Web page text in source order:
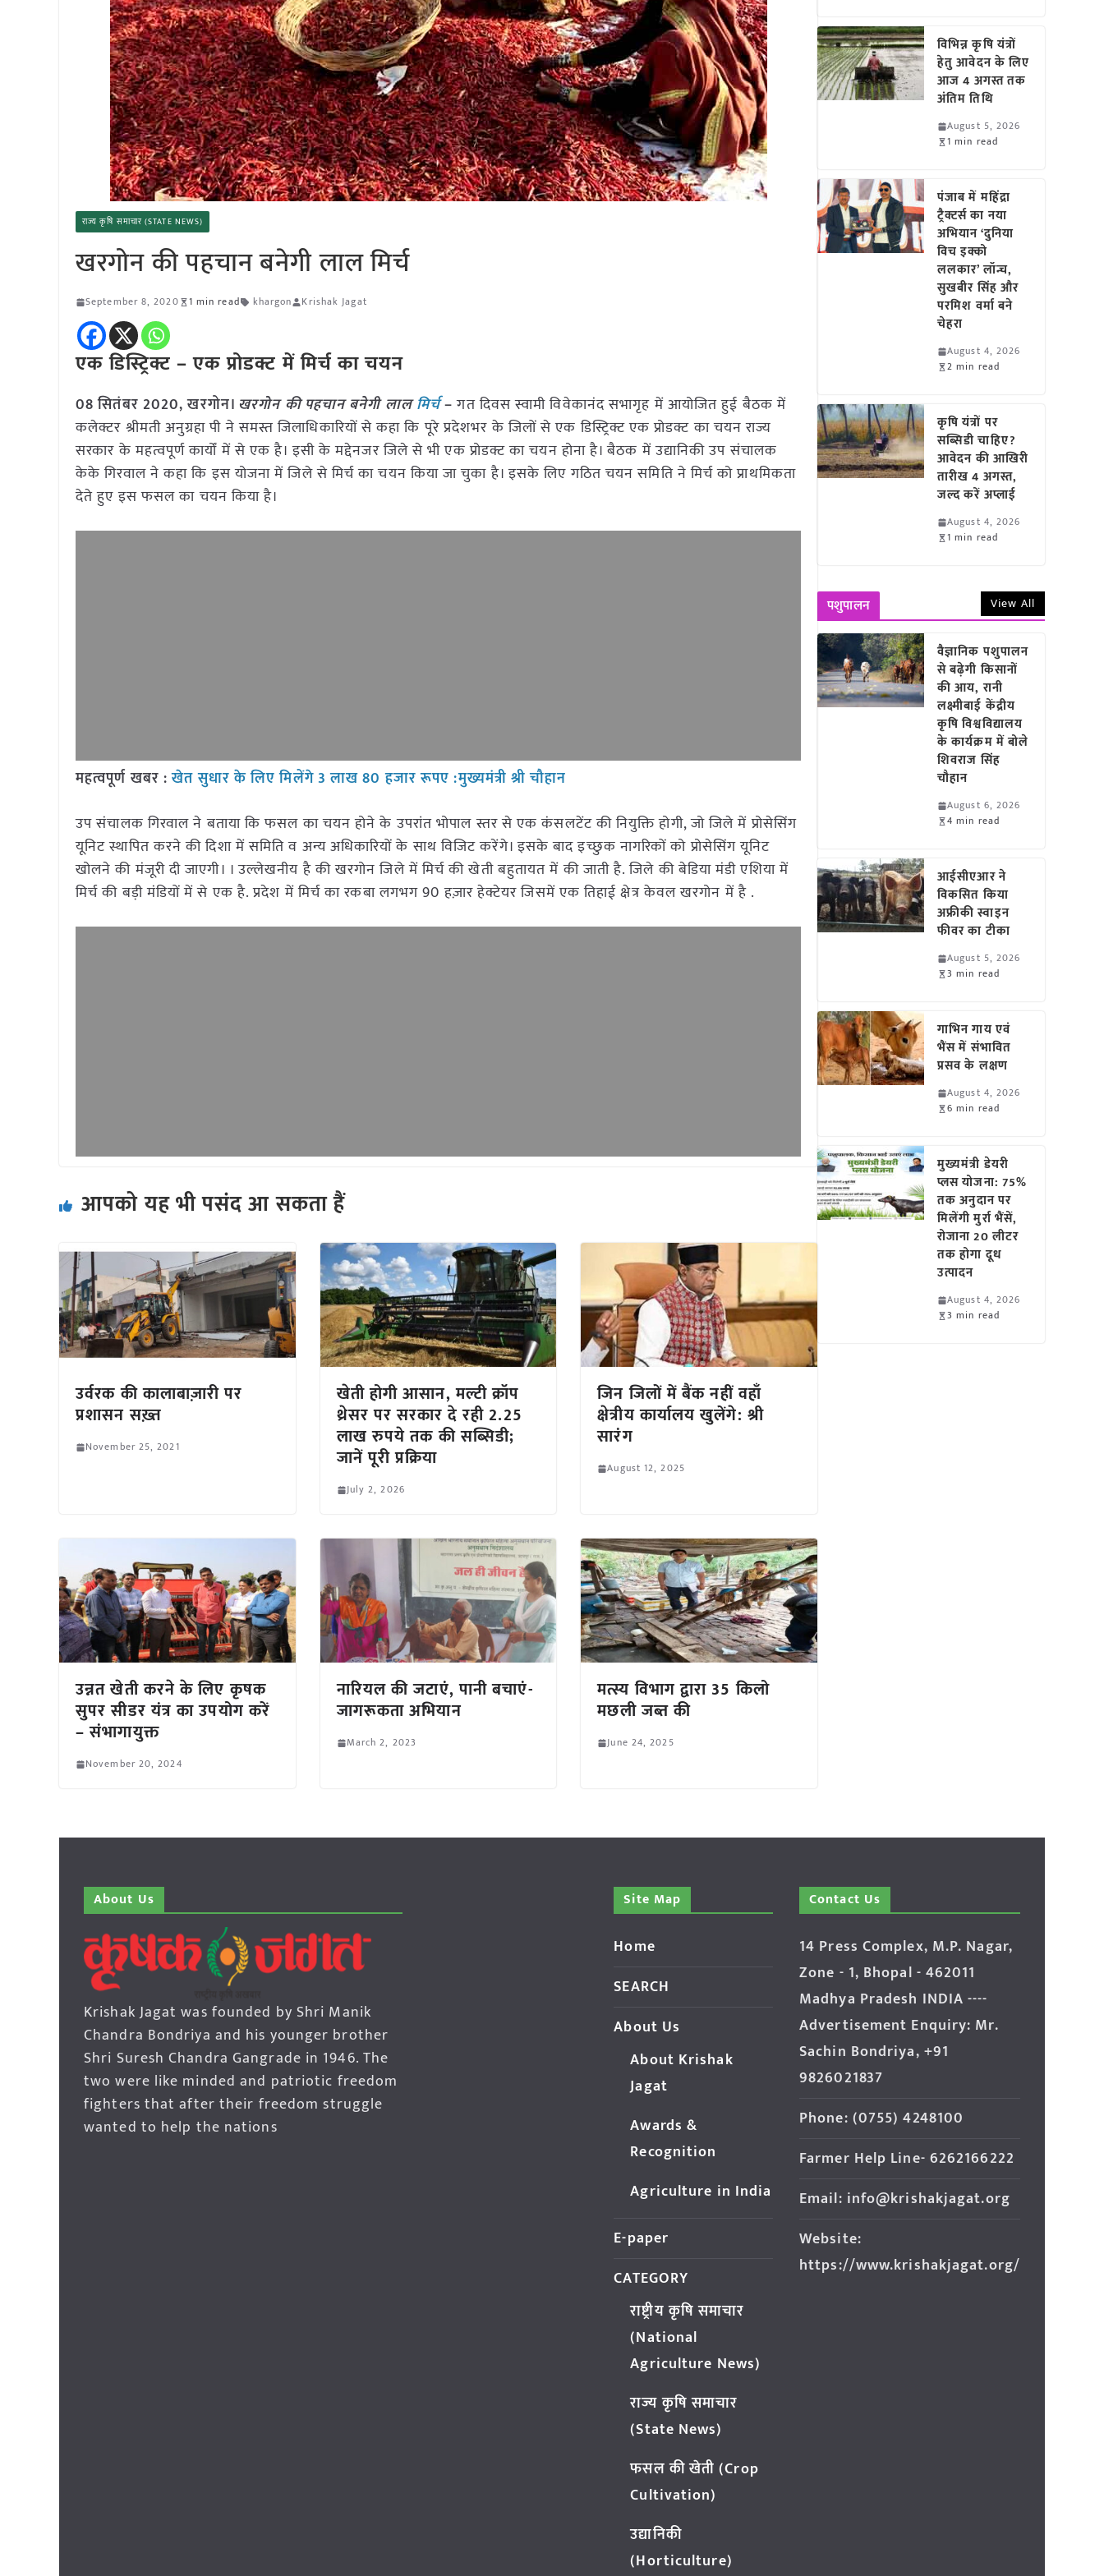
राज्य कृषि समाचार (STATE NEWS)
खरगोन की पहचान बनेगी लाल मिर्च
September 8, 2020 1 min read khargon Krishak Jagat
एक डिस्ट्रिक्ट – एक प्रोडक्ट में मिर्च का चयन
08 सितंबर 2020, खरगोन। खरगोन की पहचान बनेगी लालमिर्च–गत दिवस स्वामी विवेकानंद सभागृह में आयोजित हुई बैठक में
कलेक्टर श्रीमती अनुग्रहा पी ने समस्त जिलाधिकारियों से कहा कि पूरे प्रदेशभर के जिलों से एक डिस्ट्रिक्ट एक प्रोडक्ट का चयन राज्य
सरकार के महत्वपूर्ण कार्यों में से एक है। इसी के मद्देनजर जिले से भी एक प्रोडक्ट का चयन होना है। बैठक में उद्यानिकी उप संचालक
केके गिरवाल ने कहा कि इस योजना में जिले से मिर्च का चयन किया जा चुका है। इसके लिए गठित चयन समिति ने मिर्च को प्राथमिकता
देते हुए इस फसल का चयन किया है।
महत्वपूर्ण खबर :खेत सुधार के लिए मिलेंगे 3 लाख 80 हजार रूपए :मुख्यमंत्री श्री चौहान
उप संचालक गिरवाल ने बताया कि फसल का चयन होने के उपरांत भोपाल स्तर से एक कंसलटेंट की नियुक्ति होगी, जो जिले में प्रोसेसिंग
यूनिट स्थापित करने की दिशा में समिति व अन्य अधिकारियों के साथ विजिट करेंगे। इसके बाद इच्छुक नागरिकों को प्रोसेसिंग यूनिट
खोलने की मंजूरी दी जाएगी। । उल्लेखनीय है की खरगोन जिले में मिर्च की खेती बहुतायत में की जाती है. जिले की बेडिया मंडी एशिया में
मिर्च की बड़ी मंडियों में से एक है. प्रदेश में मिर्च का रकबा लगभग 90 हज़ार हेक्टेयर जिसमें एक तिहाई क्षेत्र केवल खरगोन में है .
आपको यह भी पसंद आ सकता हैं
उर्वरक की कालाबाज़ारी पर
प्रशासन सख़्त
November 25, 2021
खेती होगी आसान, मल्टी क्रॉप
थ्रेसर पर सरकार दे रही 2.25
लाख रुपये तक की सब्सिडी;
जानें पूरी प्रक्रिया
July 2, 2026
जिन जिलों में बैंक नहीं वहाँ
क्षेत्रीय कार्यालय खुलेंगे: श्री
सारंग
August 12, 2025
उन्नत खेती करने के लिए कृषक
सुपर सीडर यंत्र का उपयोग करें
– संभागायुक्त
November 20, 2024
नारियल की जटाएं, पानी बचाएं-
जागरूकता अभियान
March 2, 2023
मत्स्य विभाग द्वारा 35 किलो
मछली जब्त की
June 24, 2025
विभिन्न कृषि यंत्रों
हेतु आवेदन के लिए
आज 4 अगस्त तक
अंतिम तिथि
August 5, 2026
1 min read
पंजाब में महिंद्रा
ट्रैक्टर्स का नया
अभियान ‘दुनिया
विच इक्को
ललकार’ लॉन्च,
सुखबीर सिंह और
परमिश वर्मा बने
चेहरा
August 4, 2026
2 min read
कृषि यंत्रों पर
सब्सिडी चाहिए?
आवेदन की आखिरी
तारीख 4 अगस्त,
जल्द करें अप्लाई
August 4, 2026
1 min read
पशुपालन View All
वैज्ञानिक पशुपालन
से बढ़ेगी किसानों
की आय, रानी
लक्ष्मीबाई केंद्रीय
कृषि विश्वविद्यालय
के कार्यक्रम में बोले
शिवराज सिंह
चौहान
August 6, 2026
4 min read
आईसीएआर ने
विकसित किया
अफ्रीकी स्वाइन
फीवर का टीका
August 5, 2026
3 min read
गाभिन गाय एवं
भैंस में संभावित
प्रसव के लक्षण
August 4, 2026
6 min read
मुख्यमंत्री डेयरी
प्लस योजना: 75%
तक अनुदान पर
मिलेंगी मुर्रा भैंसें,
रोजाना 20 लीटर
तक होगा दूध
उत्पादन
August 4, 2026
3 min read
About Us
Krishak Jagat was founded by Shri Manik
Chandra Bondriya and his younger brother
Shri Suresh Chandra Gangrade in 1946. The
two were like minded and patriotic freedom
fighters that after their freedom struggle
wanted to help the nations
Site Map
Home
SEARCH
About Us
About Krishak
Jagat
Awards &
Recognition
Agriculture in India
E-paper
CATEGORY
राष्ट्रीय कृषि समाचार
(National
Agriculture News)
राज्य कृषि समाचार
(State News)
फसल की खेती (Crop
Cultivation)
उद्यानिकी
(Horticulture)
Contact Us
14 Press Complex, M.P. Nagar,
Zone - 1, Bhopal - 462011
Madhya Pradesh INDIA ----
Advertisement Enquiry: Mr.
Sachin Bondriya, +91
9826021837
Phone: (0755) 4248100
Farmer Help Line- 6262166222
Email: info@krishakjagat.org
Website:
https://www.krishakjagat.org/